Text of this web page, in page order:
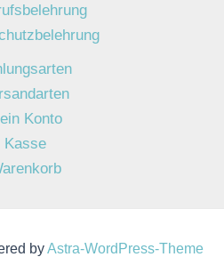
Konto
Kasse
byAstra-WordPress-Theme